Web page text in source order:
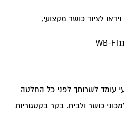
לציוד כושר מקצועי,
WB-